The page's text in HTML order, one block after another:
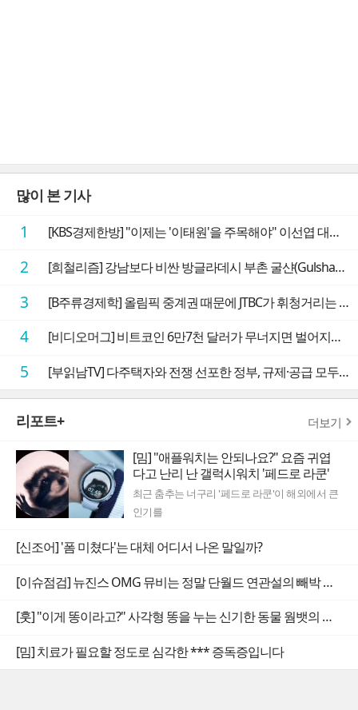
많이 본 기사
1 [KBS경제한방] "이제는 '이태원'을 주목해야" 이선엽 대표가 말하는 AI 시대 투자 성과를 가르는 지점들
2 [희철리즘] 강남보다 비싼 방글라데시 부촌 굴샨(Gulshan)의 극단적인 모습에 충격을 받다
3 [B주류경제학] 올림픽 중계권 때문에 JTBC가 휘청거리는 이유
4 [비디오머그] 비트코인 6만7천 달러가 무너지면 벌어지는 일
5 [부읽남TV] 다주택자와 전쟁 선포한 정부, 규제·공급 모두 실효성 의문
리포트+ 더보기
[밈] "애플워치는 안되나요?" 요즘 귀엽
다고 난리 난 갤럭시워치 '페드로 라쿤'
최근 춤추는 너구리 '페드로 라쿤'이 해외에서 큰
인기를
[신조어] '폼 미쳤다'는 대체 어디서 나온 말일까?
[이슈점검] 뉴진스 OMG 뮤비는 정말 단월드 연관설의 빼박 증거일까
[훗] "이게 똥이라고?" 사각형 똥을 누는 신기한 동물 웜뱃의 비밀
[밈] 치료가 필요할 정도로 심각한 *** 증독증입니다